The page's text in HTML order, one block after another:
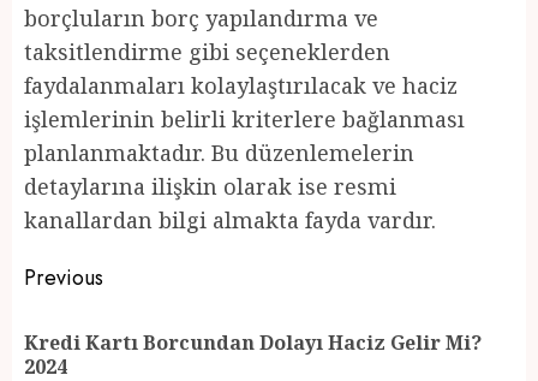
borçluların borç yapılandırma ve
taksitlendirme gibi seçeneklerden
faydalanmaları kolaylaştırılacak ve haciz
işlemlerinin belirli kriterlere bağlanması
planlanmaktadır. Bu düzenlemelerin
detaylarına ilişkin olarak ise resmi
kanallardan bilgi almakta fayda vardır.
Post
navigation
Previous
Kredi Kartı Borcundan Dolayı Haciz Gelir Mi?
2024